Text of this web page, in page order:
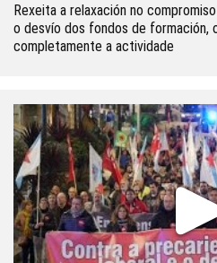
Rexeita a relaxación no
o desvío dos fondos de formación,
completamente a actividade